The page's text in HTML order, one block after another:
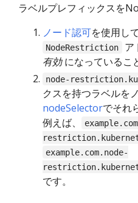
ラベルプレフィックスを
ノード認可を使用し
NodeRestriction
ア
有効になっているこ
node-
クスを持つラベルを
nodeSelectorでそれ
例えば、
example.com.node-
です。